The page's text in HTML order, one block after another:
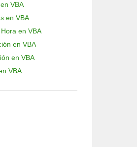
VBA
en VBA
en VBA
en VBA
en VBA
VBA